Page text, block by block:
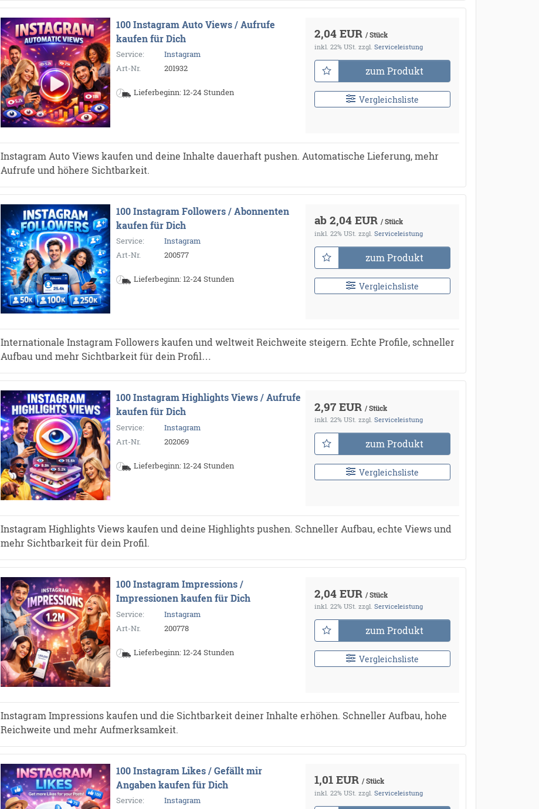
100 Instagram Auto Views / Aufrufe
kaufen für Dich
Service:
Instagram
Art-Nr.
201932
Lieferbeginn: 12-24 Stunden
2,04 EUR / Stück
inkl. 22% USt. zzgl. Serviceleistung
zum Produkt
Vergleichsliste
Instagram Auto Views kaufen und deine Inhalte dauerhaft pushen. Automatische Lieferung, mehr
Aufrufe und höhere Sichtbarkeit.
100 Instagram Followers / Abonnenten
kaufen für Dich
Service:
Instagram
Art-Nr.
200577
Lieferbeginn: 12-24 Stunden
ab 2,04 EUR / Stück
inkl. 22% USt. zzgl. Serviceleistung
zum Produkt
Vergleichsliste
Internationale Instagram Followers kaufen und weltweit Reichweite steigern. Echte Profile, schneller
Aufbau und mehr Sichtbarkeit für dein Profil…
100 Instagram Highlights Views / Aufrufe
kaufen für Dich
Service:
Instagram
Art-Nr.
202069
Lieferbeginn: 12-24 Stunden
2,97 EUR / Stück
inkl. 22% USt. zzgl. Serviceleistung
zum Produkt
Vergleichsliste
Instagram Highlights Views kaufen und deine Highlights pushen. Schneller Aufbau, echte Views und
mehr Sichtbarkeit für dein Profil.
100 Instagram Impressions /
Impressionen kaufen für Dich
Service:
Instagram
Art-Nr.
200778
Lieferbeginn: 12-24 Stunden
2,04 EUR / Stück
inkl. 22% USt. zzgl. Serviceleistung
zum Produkt
Vergleichsliste
Instagram Impressions kaufen und die Sichtbarkeit deiner Inhalte erhöhen. Schneller Aufbau, hohe
Reichweite und mehr Aufmerksamkeit.
100 Instagram Likes / Gefällt mir
Angaben kaufen für Dich
Service: Instagram
1,01 EUR / Stück
inkl. 22% USt. zzgl. Serviceleistung